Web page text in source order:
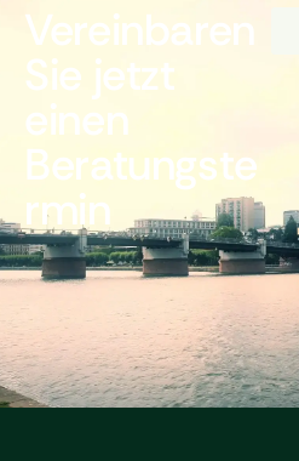
Vereinbaren
Sie jetzt
einen
Beratungste
rmin